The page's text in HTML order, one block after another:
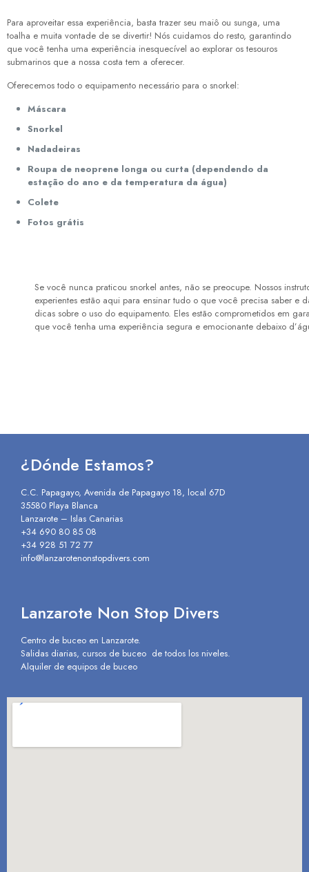
Para aproveitar essa experiência, basta trazer seu maiô ou sunga, uma
toalha e muita vontade de se divertir! Nós cuidamos do resto, garantindo
que você tenha uma experiência inesquecível ao explorar os tesouros
submarinos que a nossa costa tem a oferecer.
Oferecemos todo o equipamento necessário para o snorkel:
Máscara
Snorkel
Nadadeiras
Roupa de neoprene longa ou curta (dependendo da
estação do ano e da temperatura da água)
Colete
Fotos grátis
Se você nunca praticou snorkel antes, não se preocupe. Nossos
experientes estão aqui para ensinar tudo o que você precisa saber e
dicas sobre o uso do equipamento. Eles estão comprometidos em
que você tenha uma experiência segura e emocionante debaixo
¿Dónde Estamos?
C.C. Papagayo, Avenida de Papagayo 18, local 67D
35580 Playa Blanca
Lanzarote – Islas Canarias
+34 690 80 85 08
+34 928 51 72 77
info@lanzarotenonstopdivers.com
Lanzarote Non Stop Divers
Centro de buceo en Lanzarote.
Salidas diarias, cursos de buceo de todos los niveles.
Alquiler de equipos de buceo